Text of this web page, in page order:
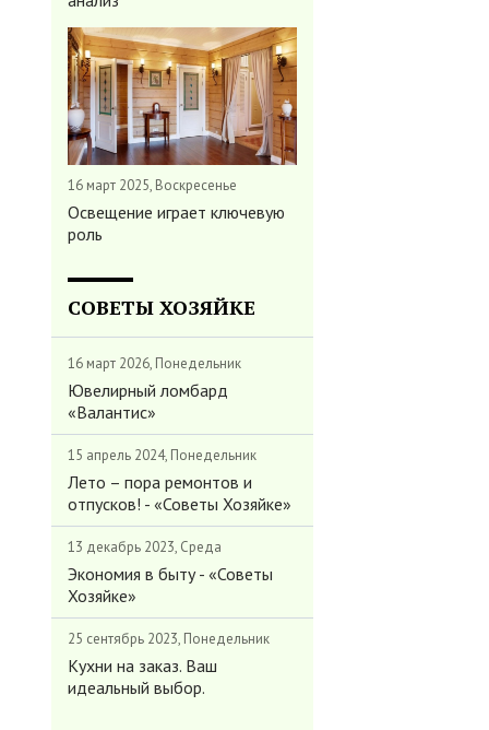
16 март 2025, Воскресенье
Освещение играет ключевую
роль
СОВЕТЫ ХОЗЯЙКЕ
16 март 2026, Понедельник
Ювелирный ломбард
«Валантис»
15 апрель 2024, Понедельник
Лето – пора ремонтов и
отпусков! - «Советы Хозяйке»
13 декабрь 2023, Среда
Экономия в быту - «Советы
Хозяйке»
25 сентябрь 2023, Понедельник
Кухни на заказ. Ваш
идеальный выбор.